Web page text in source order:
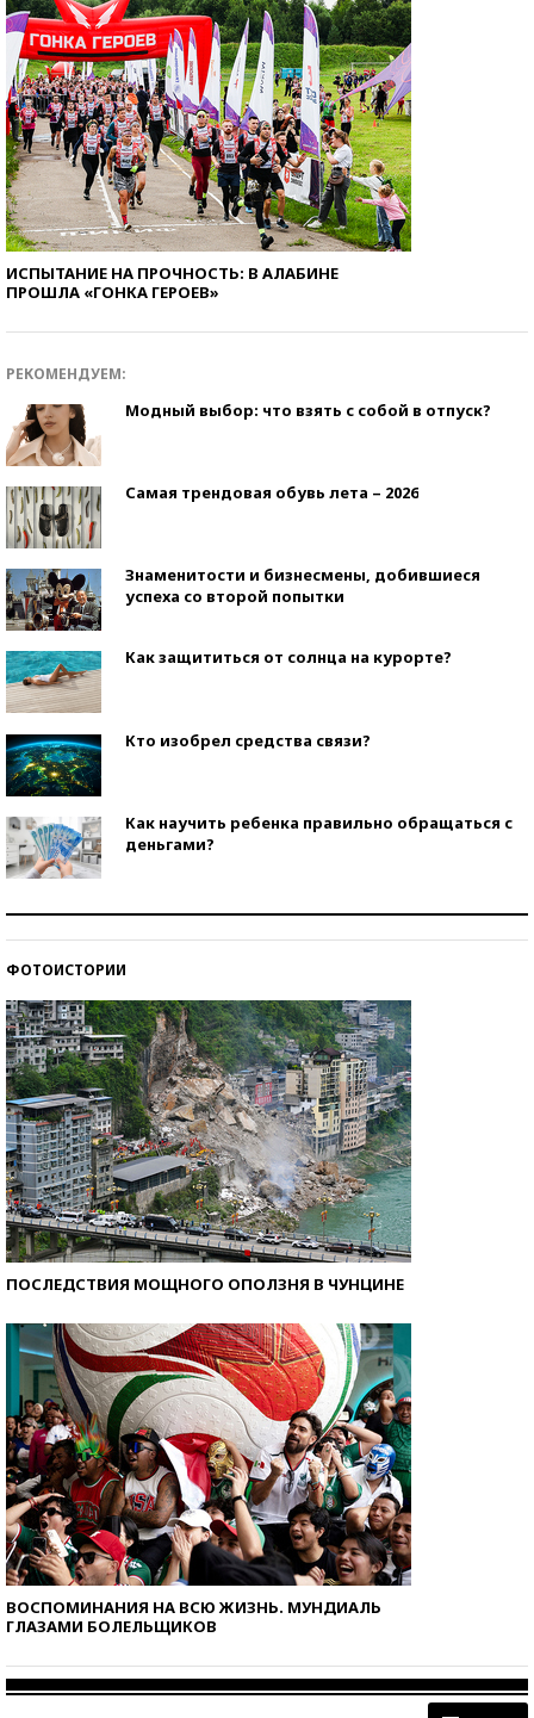
ИСПЫТАНИЕ НА ПРОЧНОСТЬ: В АЛАБИНЕ
ПРОШЛА «ГОНКА ГЕРОЕВ»
РЕКОМЕНДУЕМ:
Модный выбор: что взять с собой в отпуск?
Самая трендовая обувь лета – 2026
Знаменитости и бизнесмены, добившиеся
успеха со второй попытки
Как защититься от солнца на курорте?
Кто изобрел средства связи?
Как научить ребенка правильно обращаться с
деньгами?
ФОТОИСТОРИИ
ПОСЛЕДСТВИЯ МОЩНОГО ОПОЛЗНЯ В ЧУНЦИНЕ
ВОСПОМИНАНИЯ НА ВСЮ ЖИЗНЬ. МУНДИАЛЬ
ГЛАЗАМИ БОЛЕЛЬЩИКОВ